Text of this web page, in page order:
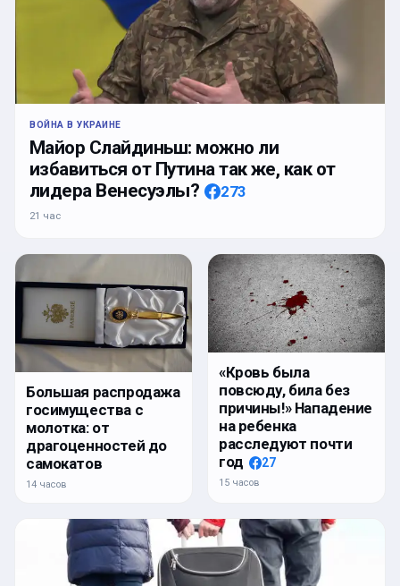
ВОЙНА В УКРАИНЕ
Майор Слайдиньш: можно ли
избавиться от Путина так же, как от
лидера Венесуэлы?
273
21 час
Большая распродажа
госимущества с
молотка: от
драгоценностей до
самокатов
14 часов
«Кровь была
повсюду, била без
причины!» Нападение
на ребенка
расследуют почти
год
27
15 часов